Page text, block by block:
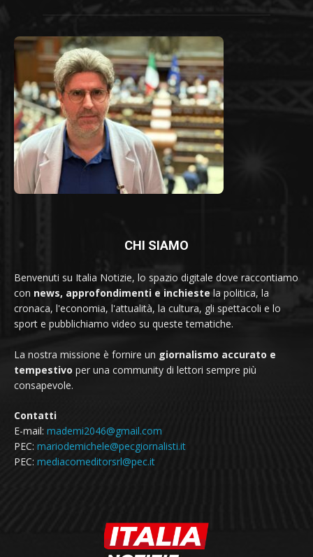
CHI SIAMO
Benvenuti su Italia Notizie, lo spazio digitale dove raccontiamo
con news, approfondimenti e inchieste la politica, la
cronaca, l'economia, l'attualità, la cultura, gli spettacoli e lo
sport e pubblichiamo video su queste tematiche.
La nostra missione è fornire un giornalismo accurato e
tempestivo per una community di lettori sempre più
consapevole.
Contatti
E-mail: mademi2046@gmail.com
PEC: mariodemichele@pecgiornalisti.it
PEC: mediacomeditorsrl@pec.it